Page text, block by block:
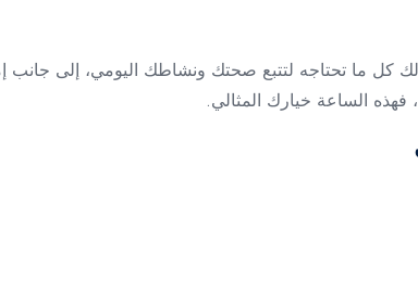
كل ما تحتاجه لتتبع صحتك ونشاطك اليومي، إلى جانب
الساعة خيارك المثالي.